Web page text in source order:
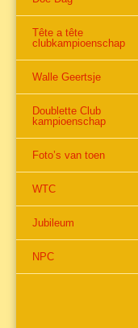
Tête a tête
clubkampioenschap
Walle Geertsje
Doublette Club
kampioenschap
Foto’s van toen
WTC
Jubileum
NPC